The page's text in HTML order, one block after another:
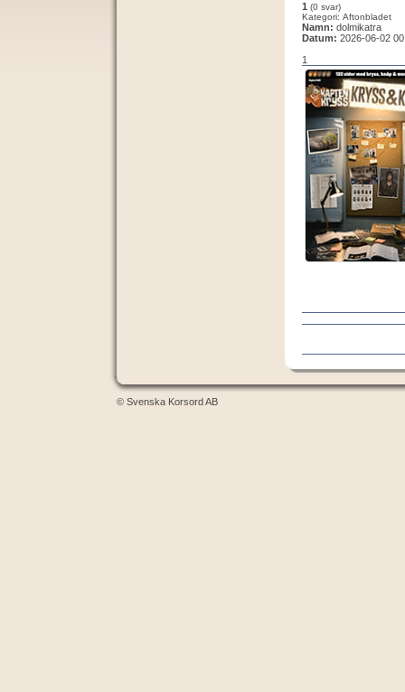
1 (0 svar)
Kategori: Aftonbladet
Namn: dolmikatra
Datum: 2026-06-02
1
© Svenska Korsord AB